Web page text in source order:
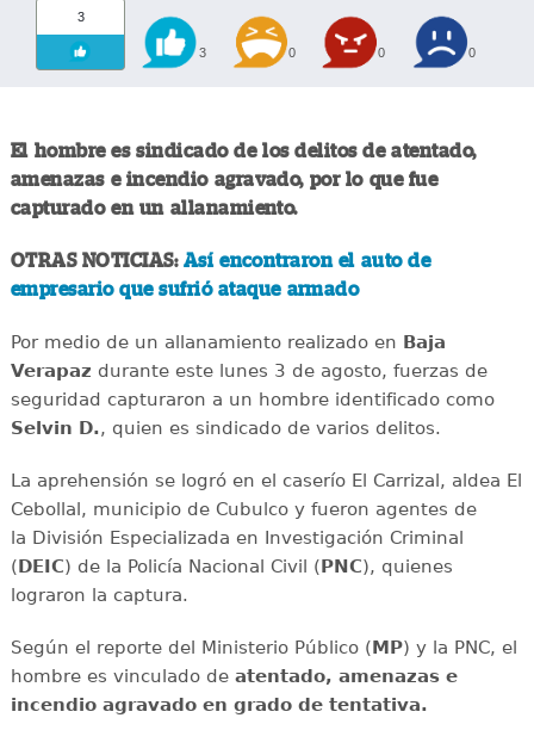
3
3 0 0 0
El hombre es sindicado de los delitos de atentado,
amenazas e incendio agravado, por lo que fue
capturado en un allanamiento.
OTRAS NOTICIAS: Así encontraron el auto de
empresario que sufrió ataque armado
Por medio de un allanamiento realizado en Baja
Verapaz durante este lunes 3 de agosto, fuerzas de
seguridad capturaron a un hombre identificado como
Selvin D., quien es sindicado de varios delitos.
La aprehensión se logró en el caserío El Carrizal, aldea El
Cebollal, municipio de Cubulco y fueron agentes de
la División Especializada en Investigación Criminal
( DEIC) de la Policía Nacional Civil ( PNC), quienes
lograron la captura.
Según el reporte del Ministerio Público ( MP) y la PNC, el
hombre es vinculado de atentado, amenazas e
incendio agravado en grado de tentativa.